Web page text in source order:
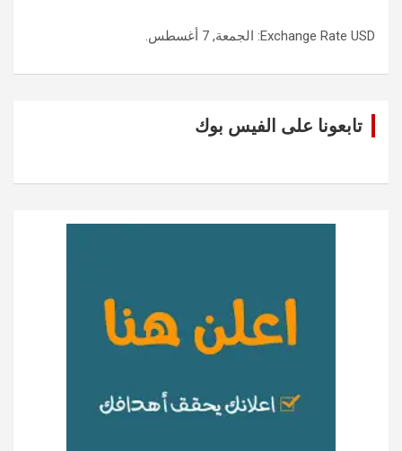
Exchange Rate USD : الجمعة, 7 أغسطس.
تابعونا على الفيس بوك